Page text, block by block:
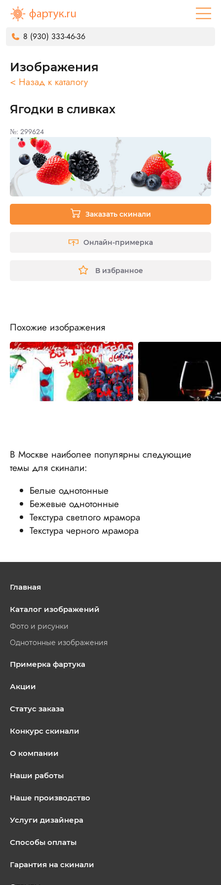
8 (930) 333-46-36
Изображения
< Назад к каталогу
Ягодки в сливках
№: 299624
Заказать скинали
Онлайн-примерка
В избранное
Похожие изображения
В Москве наиболее популярны следующие
темы для скинали:
Белые однотонные
Бежевые однотонные
Текстура светлого мрамора
Текстура черного мрамора
Главная
Каталог изображений
Фото и рисунки
Однотонные изображения
Примерка фартука
Акции
Статус заказа
Конкурс скинали
О компании
Наши работы
Наше производство
Услуги дизайнера
Способы оплаты
Гарантия на скинали